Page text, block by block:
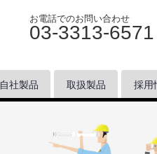
お電話でのお問い合わせ
03-3313-6571
自社製品 取扱製品 採用